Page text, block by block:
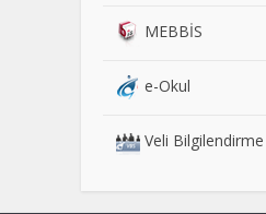
MEBBİS
e-Okul
Veli Bilgilendirme